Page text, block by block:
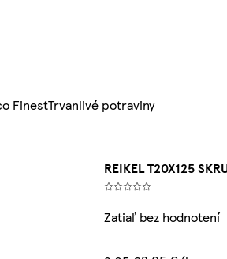
FinestTrvanlivé potraviny
REIKEL T20X125
Zatiaľ bez hodnotení